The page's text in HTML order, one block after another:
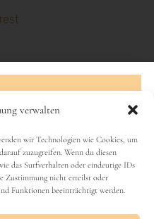
verwalten
wir Technologien wie Cookies, um
zuzugreifen. Wenn du diesen
das Surfverhalten oder eindeutige IDs
Zustimmung nicht erteilst oder
Funktionen beeinträchtigt werden.
eine Bewertung
die Sterne
3.8/ 5. Anzahl
102